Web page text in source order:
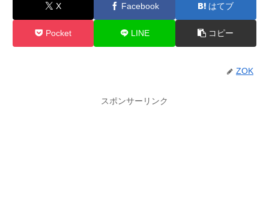
X Facebook はてブ
Pocket LINE コピー
ZOK
スポンサーリンク